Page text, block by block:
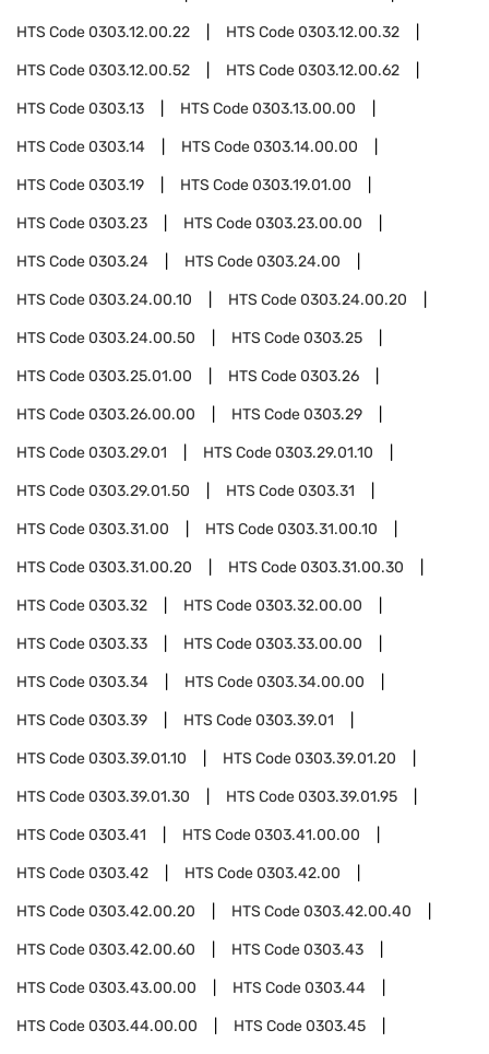
HTS Code0303.12.00.22 HTS Code0303.12.00.32
HTS Code0303.12.00.52 HTS Code0303.12.00.62
HTS Code0303.13 HTS Code0303.13.00.00
HTS Code0303.14 HTS Code0303.14.00.00
HTS Code0303.19 HTS Code0303.19.01.00
HTS Code0303.23 HTS Code0303.23.00.00
HTS Code0303.24 HTS Code0303.24.00
HTS Code0303.24.00.10 HTS Code0303.24.00.20
HTS Code0303.24.00.50 HTS Code0303.25
HTS Code0303.25.01.00 HTS Code0303.26
HTS Code0303.26.00.00 HTS Code0303.29
HTS Code0303.29.01 HTS Code0303.29.01.10
HTS Code0303.29.01.50 HTS Code0303.31
HTS Code0303.31.00 HTS Code0303.31.00.10
HTS Code0303.31.00.20 HTS Code0303.31.00.30
HTS Code0303.32 HTS Code0303.32.00.00
HTS Code0303.33 HTS Code0303.33.00.00
HTS Code0303.34 HTS Code0303.34.00.00
HTS Code0303.39 HTS Code0303.39.01
HTS Code0303.39.01.10 HTS Code0303.39.01.20
HTS Code0303.39.01.30 HTS Code0303.39.01.95
HTS Code0303.41 HTS Code0303.41.00.00
HTS Code0303.42 HTS Code0303.42.00
HTS Code0303.42.00.20 HTS Code0303.42.00.40
HTS Code0303.42.00.60 HTS Code0303.43
HTS Code0303.43.00.00 HTS Code0303.44
HTS Code0303.44.00.00 HTS Code0303.45